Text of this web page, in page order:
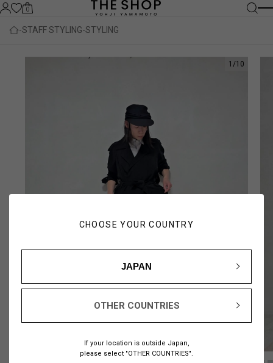
CHOOSE YOUR COUNTRY
JAPAN
OTHER COUNTRIES
If your location is outside Japan,
please select "OTHER COUNTRIES".
0
STAFF STYLING STYLING
1 /10